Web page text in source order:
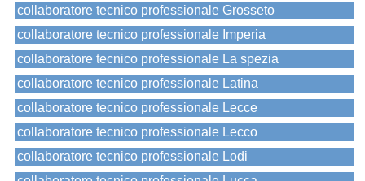
collaboratore tecnico professionale Grosseto
collaboratore tecnico professionale Imperia
collaboratore tecnico professionale La spezia
collaboratore tecnico professionale Latina
collaboratore tecnico professionale Lecce
collaboratore tecnico professionale Lecco
collaboratore tecnico professionale Lodi